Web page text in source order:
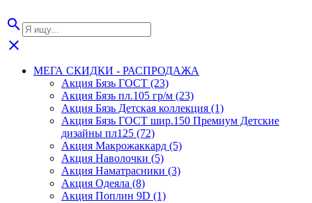
search
close
МЕГА СКИДКИ - РАСПРОДАЖА
Акция Бязь ГОСТ (23)
Акция Бязь пл.105 гр/м (23)
Акция Бязь Детская коллекция (1)
Акция Бязь ГОСТ шир.150 Премиум Детские
дизайны пл125 (72)
Акция Макрожаккард (5)
Акция Наволочки (5)
Акция Наматрасники (3)
Акция Одеяла (8)
Акция Поплин 9D (1)